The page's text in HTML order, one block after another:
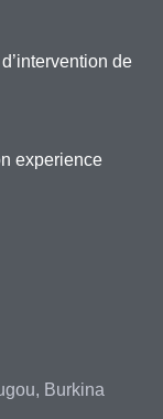
de
experience
Burkina